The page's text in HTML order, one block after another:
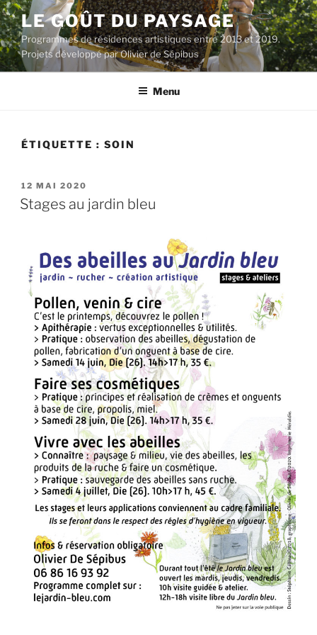
Aller
au
contenu
principal
LE GOÛT DU PAYSAGE
Programmes de résidences artistiques entre 2013 et 2019.
Projets développé par Olivier de Sépibus
Menu
ÉTIQUETTE : SOIN
PUBLIÉ
LE
12 MAI 2020
Stages au jardin bleu